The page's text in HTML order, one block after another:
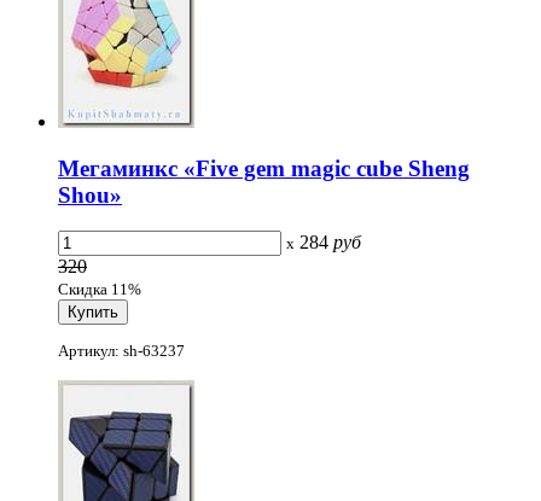
Мегаминкс «Five gem magic cube Sheng
Shou»
x 284 руб
320
Скидка 11%
Артикул: sh-63237